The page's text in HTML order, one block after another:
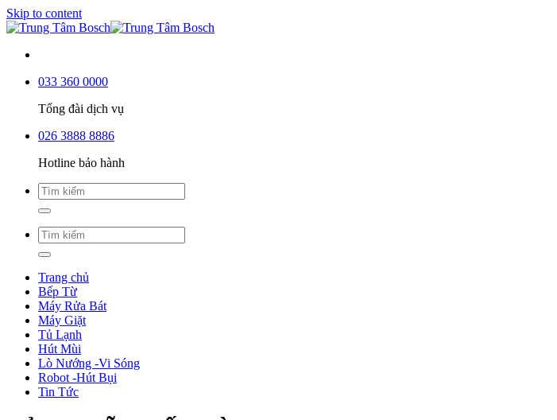
Skip to content
033 360 0000
Tổng đài dịch vụ
026 3888 8886
Hotline bảo hành
Trang chủ
Bếp Từ
Máy Rửa Bát
Máy Giặt
Tủ Lạnh
Hút Mùi
Lò Nướng -Vi Sóng
Robot -Hút Bụi
Tin Tức